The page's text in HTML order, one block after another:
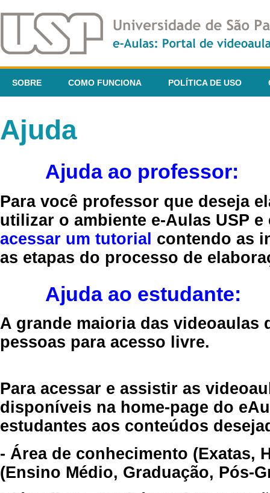
SOBRE COMO FUNCIONA POLÍTICA DE USO
Ajuda
Ajuda ao professor:
Para você professor que deseja
utilizar o ambiente e-Aulas USP
acessar um tutorial contendo as
as etapas do processo de
Ajuda ao estudante:
A grande maioria das videoaulas
pessoas para acesso livre.
Para acessar e assistir as
disponíveis na home-page do
estudantes aos conteúdos
- Área de conhecimento (Exatas,
(Ensino Médio, Graduação, Pós-